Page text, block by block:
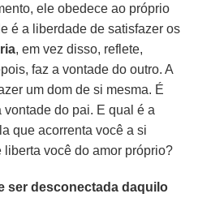
ele obedece ao próprio
é a liberdade de satisfazer os
, em vez disso, reflete,
faz a vontade do outro. A
um dom de si mesma. É
vontade do pai. E qual é a
que acorrenta você a si
liberta você do amor próprio?
ser desconectada daquilo